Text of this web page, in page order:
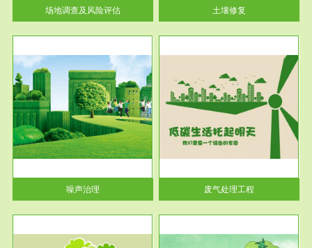
场地调查及风险评估 土壤修复
噪声治理
服务范围
废气处理工程
废气处理工程